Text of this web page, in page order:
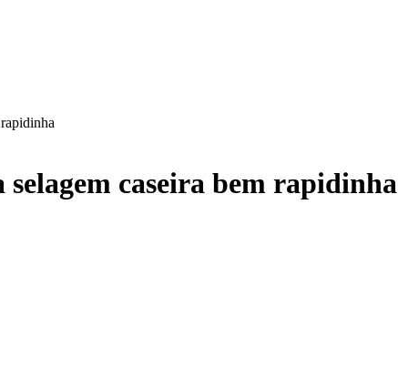
selagem caseira bem rapidinha